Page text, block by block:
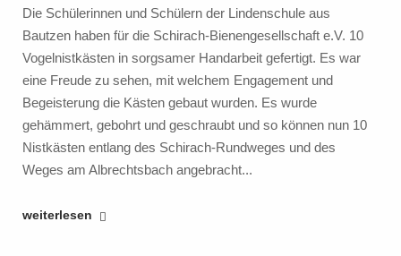
Die Schülerinnen und Schülern der Lindenschule aus
Bautzen haben für die Schirach-Bienengesellschaft e.V. 10
Vogelnistkästen in sorgsamer Handarbeit gefertigt. Es war
eine Freude zu sehen, mit welchem Engagement und
Begeisterung die Kästen gebaut wurden. Es wurde
gehämmert, gebohrt und geschraubt und so können nun 10
Nistkästen entlang des Schirach-Rundweges und des
Weges am Albrechtsbach angebracht...
"Wir
weiterlesen